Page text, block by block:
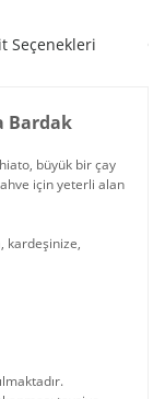
Seçenekleri
Bardak
büyük bir çay
için yeterli alan
kardeşinize,